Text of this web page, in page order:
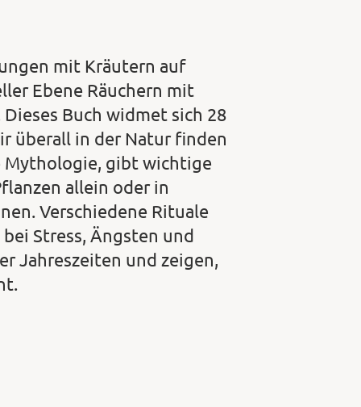
mit Kräutern auf
Ebene Räuchern mit
Buch widmet sich 28
überall in der Natur finden
Mythologie, gibt wichtige
allein oder in
Verschiedene Rituale
Stress, Ängsten und
Jahreszeiten und zeigen,